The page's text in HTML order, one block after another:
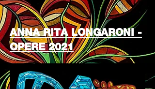
ANNA RITA LONGARONI -
OPERE 2021